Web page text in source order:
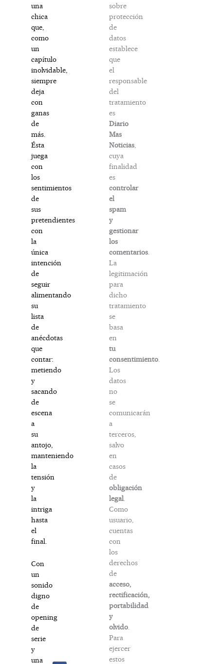
una
chica
que,
como
un
capítulo
inolvidable,
siempre
deja
con
ganas
de
más.
Ésta
juega
con
los
sentimientos
de
sus
pretendientes
con
la
única
intención
de
seguir
alimentando
su
lista
de
anécdotas
que
contar:
metiendo
y
sacando
de
escena
a
su
antojo,
manteniendo
la
tensión
y
la
intriga
hasta
el
final.
Con
un
sonido
digno
de
opening
de
serie
y
una
sobre
protección
de
datos
establece
que
el
responsable
del
tratamiento
es
Diario
Mas
Noticias,
cuya
finalidad
es
controlar
el
spam
y
gestionar
los
comentarios.
La
legitimación
para
dicho
tratamiento
se
basa
en
tu
consentimiento.
Los
datos
no
se
comunicarán
a
terceros,
salvo
en
casos
de
obligación
legal.
Como
usuario,
cuentas
con
los
derechos
de
acceso,
rectificación,
portabilidad
y
olvido.
Para
ejercer
estos